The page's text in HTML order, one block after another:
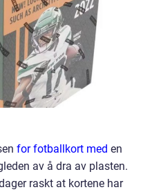
for fotballkort med en
av å dra av plasten.
raskt at kortene har